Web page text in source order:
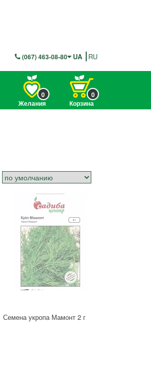
(067) 463-08-80 UA RU
Желания
0
Корзина
0
Семена укропа Мамонт 2 г